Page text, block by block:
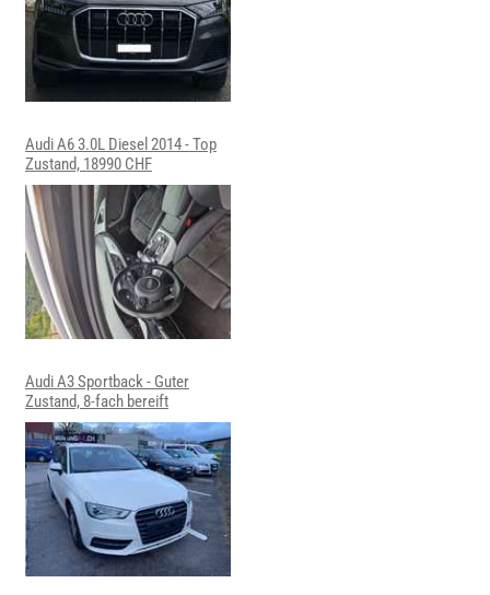
Audi A6 3.0L Diesel 2014 - Top
Zustand, 18990 CHF
Audi A3 Sportback - Guter
Zustand, 8-fach bereift